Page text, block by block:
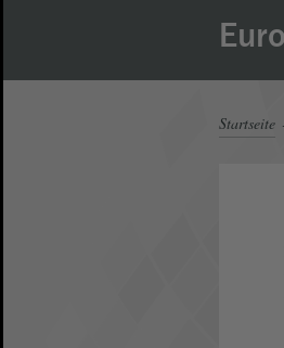
Startseite